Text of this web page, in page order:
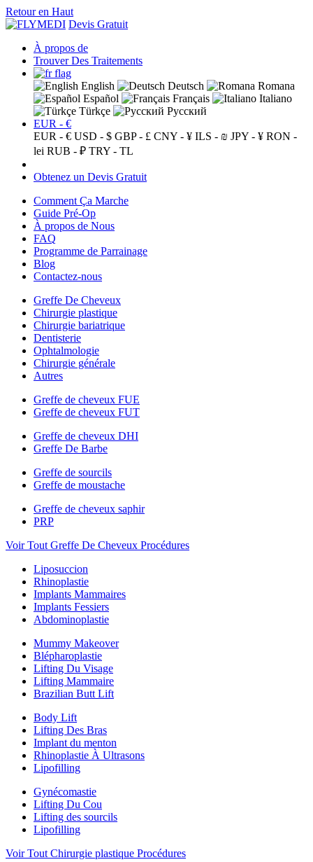
Retour en Haut
Devis Gratuit
À propos de
Trouver Des Traitements
English Deutsch
Romana
Español
Français
Italiano
Türkçe
Русский
EUR - €
EUR - € USD - $ GBP - £ CNY - ¥ ILS - ₪ JPY - ¥ RON -
lei RUB - ₽ TRY - TL
Obtenez un Devis Gratuit
Comment Ça Marche
Guide Pré-Op
À propos de Nous
FAQ
Programme de Parrainage
Blog
Contactez-nous
Greffe De Cheveux
Chirurgie plastique
Chirurgie bariatrique
Dentisterie
Ophtalmologie
Chirurgie générale
Autres
Greffe de cheveux FUE
Greffe de cheveux FUT
Greffe de cheveux DHI
Greffe De Barbe
Greffe de sourcils
Greffe de moustache
Greffe de cheveux saphir
PRP
Voir Tout Greffe De Cheveux Procédures
Liposuccion
Rhinoplastie
Implants Mammaires
Implants Fessiers
Abdominoplastie
Mummy Makeover
Blépharoplastie
Lifting Du Visage
Lifting Mammaire
Brazilian Butt Lift
Body Lift
Lifting Des Bras
Implant du menton
Rhinoplastie À Ultrasons
Lipofilling
Gynécomastie
Lifting Du Cou
Lifting des sourcils
Lipofilling
Voir Tout Chirurgie plastique Procédures